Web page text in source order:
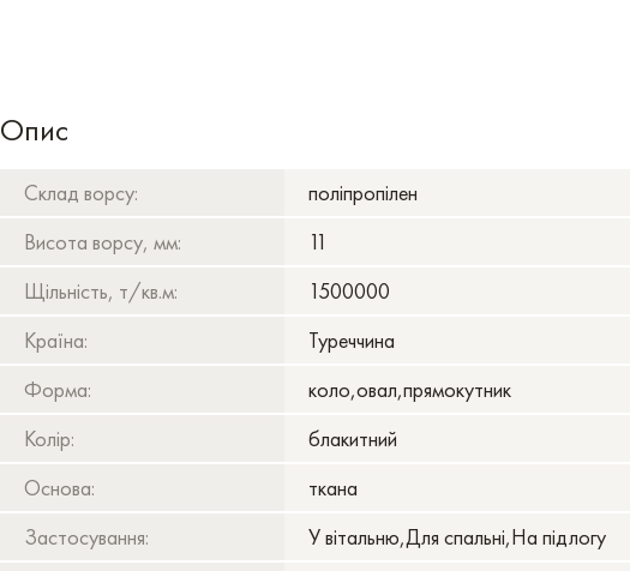
Опис
Склад ворсу:
поліпропілен
Висота ворсу, мм:
11
Щільність, т/кв.м:
1500000
Країна:
Туреччина
Форма:
коло,овал,прямокутник
Колір:
блакитний
Основа:
ткана
Застосування:
У вітальню,Для спальні,На підлогу